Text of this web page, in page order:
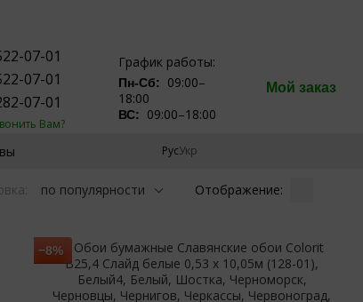
07-01
07-01
07-01
Вам?
График работы:
Пн-Сб:
09:00–
18:00
ВС: 09:00–18:00
Мой заказ
РусУкр
по популярности Отображение:
−8%